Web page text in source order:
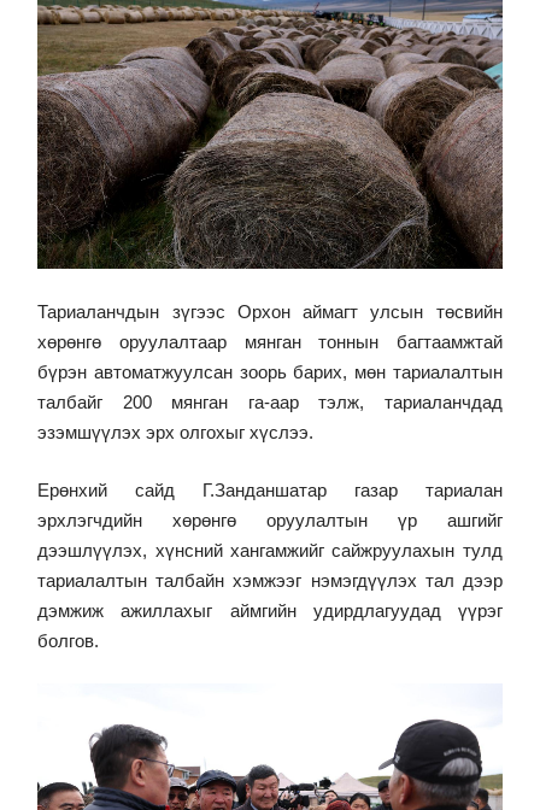
Тариаланчдын зүгээс Орхон аймагт улсын төсвийн
хөрөнгө оруулалтаар мянган тоннын багтаамжтай
бүрэн автоматжуулсан зоорь барих, мөн тариалалтын
талбайг 200 мянган га-аар тэлж, тариаланчдад
эзэмшүүлэх эрх олгохыг хүслээ.
Ерөнхий сайд Г.Занданшатар газар тариалан
эрхлэгчдийн хөрөнгө оруулалтын үр ашгийг
дээшлүүлэх, хүнсний хангамжийг сайжруулахын тулд
тариалалтын талбайн хэмжээг нэмэгдүүлэх тал дээр
дэмжиж ажиллахыг аймгийн удирдлагуудад үүрэг
болгов.